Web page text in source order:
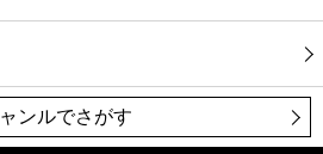
ンルでさがす